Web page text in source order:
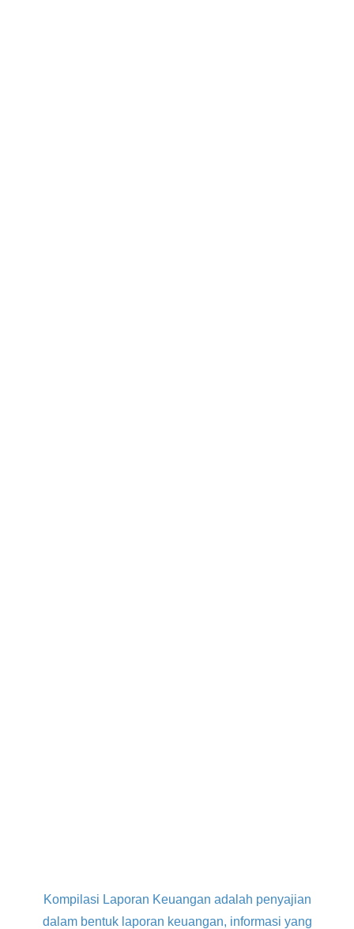
Kompilasi Laporan Keuangan adalah penyajian
dalam bentuk laporan keuangan, informasi yang